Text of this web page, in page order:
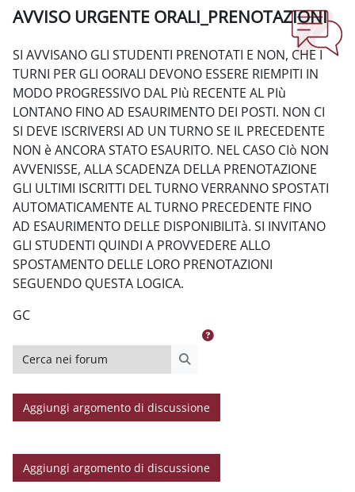
AVVISO URGENTE ORALI_PRENOTAZIONI
SI AVVISANO GLI STUDENTI PRENOTATI E NON, CHE I
TURNI PER GLI OORALI DEVONO ESSERE RIEMPITI IN
MODO PROGRESSIVO DAL PIù RECENTE AL PIù
LONTANO FINO AD ESAURIMENTO DEI POSTI. NON CI
SI DEVE ISCRIVERSI AD UN TURNO SE IL PRECEDENTE
NON è ANCORA STATO ESAURITO. NEL CASO CIò NON
AVVENISSE, ALLA SCADENZA DELLA PRENOTAZIONE
GLI ULTIMI ISCRITTI DEL TURNO VERRANNO SPOSTATI
AUTOMATICAMENTE AL TURNO PRECEDENTE FINO
AD ESAURIMENTO DELLE DISPONIBILITà. SI INVITANO
GLI STUDENTI QUINDI A PROVVEDERE ALLO
SPOSTAMENTO DELLE LORO PRENOTAZIONI
SEGUENDO QUESTA LOGICA.
GC
Cerca nei forum
Aggiungi argomento di discussione
Aggiungi argomento di discussione